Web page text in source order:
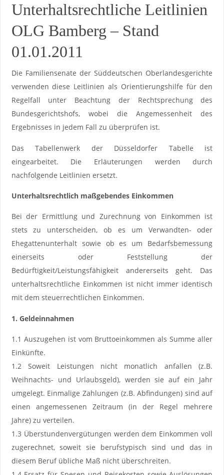
Unterhaltsrechtliche Leitlinien
OLG Bamberg – Stand
01.01.2011
Die Familiensenate der Süddeutschen Oberlandesgerichte
verwenden diese Leitlinien als Orientierungshilfe für den
Regelfall unter Beachtung der Rechtsprechung des
Bundesgerichtshofs, wobei die Angemessenheit des
Ergebnisses in jedem Fall zu überprüfen ist.
Das Tabellenwerk der Düsseldorfer Tabelle ist
eingearbeitet. Die Erläuterungen werden durch
nachfolgende Leitlinien ersetzt.
Unterhaltsrechtlich maßgebendes Einkommen
Bei der Ermittlung und Zurechnung von Einkommen ist
stets zu unterscheiden, ob es um Verwandten- oder
Ehegattenunterhalt sowie ob es um Bedarfsbemessung
einerseits oder Feststellung der
Bedürftigkeit/Leistungsfähigkeit andererseits geht. Das
unterhaltsrechtliche Einkommen ist nicht immer identisch
mit dem steuerrechtlichen Einkommen.
1. Geldeinnahmen
1.1 Auszugehen ist vom Bruttoeinkommen als Summe aller
Einkünfte.
1.2 Soweit Leistungen nicht monatlich anfallen (z.B.
Weihnachts- und Urlaubsgeld), werden sie auf ein Jahr
umgelegt. Einmalige Zahlungen (z.B. Abfindungen) sind auf
einen angemessenen Zeitraum (in der Regel mehrere
Jahre) zu verteilen.
1.3 Überstundenvergütungen werden dem Einkommen voll
zugerechnet, soweit sie berufstypisch sind und das in
diesem Beruf übliche Maß nicht überschreiten.